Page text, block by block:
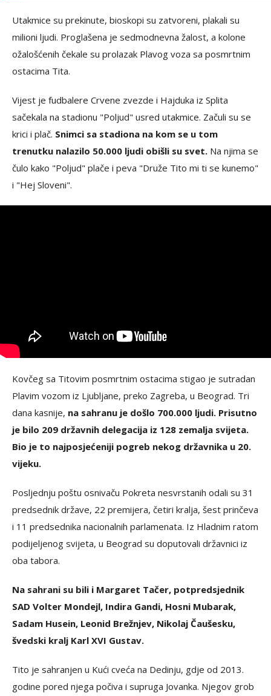
Utakmice su prekinute, bioskopi su zatvoreni, plakali su
milioni ljudi. Proglašena je sedmodnevna žalost, a kolone
ožalošćenih čekale su prolazak Plavog voza sa posmrtnim
ostacima Tita.
Vijest je fudbalere Crvene zvezde i Hajduka iz Splita
sačekala na stadionu "Poljud" usred utakmice. Začuli su se
krici i plač. Snimci sa stadiona na kom se u tom
trenutku nalazilo 50.000 ljudi obišli su svet. Na njima se
čulo kako "Poljud" plače i peva "Druže Tito mi ti se kunemo"
i "Hej Sloveni".
Kovčeg sa Titovim posmrtnim ostacima stigao je sutradan
Plavim vozom iz Ljubljane, preko Zagreba, u Beograd. Tri
dana kasnije, na sahranu je došlo 700.000 ljudi. Prisutno
je bilo 209 državnih delegacija iz 128 zemalja svijeta.
Bio je to najposjećeniji pogreb nekog državnika u 20.
vijeku.
Posljednju poštu osnivaču Pokreta nesvrstanih odali su 31
predsednik države, 22 premijera, četiri kralja, šest prinčeva
i 11 predsednika nacionalnih parlamenata. Iz Hladnim ratom
podijeljenog svijeta, u Beograd su doputovali državnici iz
oba tabora.
Na sahrani su bili i Margaret Tačer, potpredsjednik
SAD Volter Mondejl, Indira Gandi, Hosni Mubarak,
Sadam Husein, Leonid Brežnjev, Nikolaj Čaušesku,
švedski kralj Karl XVI Gustav.
Tito je sahranjen u Kući cveća na Dedinju, gdje od 2013.
godine pored njega počiva i supruga Jovanka. Njegov grob